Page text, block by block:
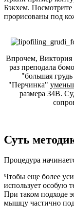
Бэкхем.
прорисованы под
Впрочем, Виктория
раз преподала
"большая
"Перчинка"
размера 34В.
Суть
Процедура
Чтобы еще более
использует особую
При таком подходе
мышцу частично